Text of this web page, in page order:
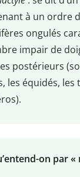
à un ordre
ongulés
impair de
postérieurs
les équidés, les
on par «